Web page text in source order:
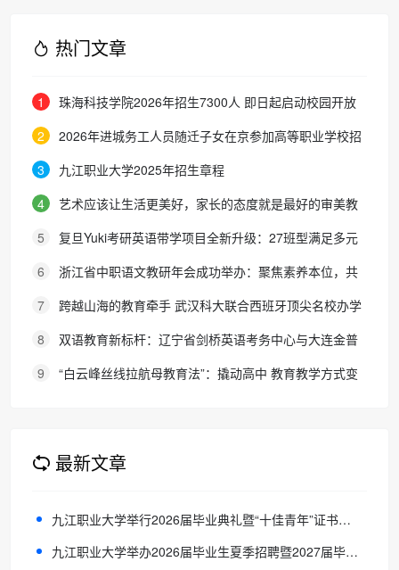
热门文章
1
珠海科技学院2026年招生7300人 即日起启动校园开放
周
2
2026年进城务工人员随迁子女在京参加高等职业学校招
生考试报名通知
3
九江职业大学2025年招生章程
4
艺术应该让生活更美好，家长的态度就是最好的审美教
育！
5
复旦Yuki考研英语带学项目全新升级：27班型满足多元
需求，协议保障助力考研梦想
6
浙江省中职语文教研年会成功举办：聚焦素养本位，共
探职教语文教学新路径
7
跨越山海的教育牵手 武汉科大联合西班牙顶尖名校办学
院，首届新生入学
8
双语教育新标杆：辽宁省剑桥英语考务中心与大连金普
新区华美双语学校签约剑桥英语体系教学示范学校
9
“白云峰丝线拉航母教育法”：撬动高中 教育教学方式变
最新文章
九江职业大学举行2026届毕业典礼暨“十佳青年”证书颁发仪式
九江职业大学举办2026届毕业生夏季招聘暨2027届毕业生实习就业对接会